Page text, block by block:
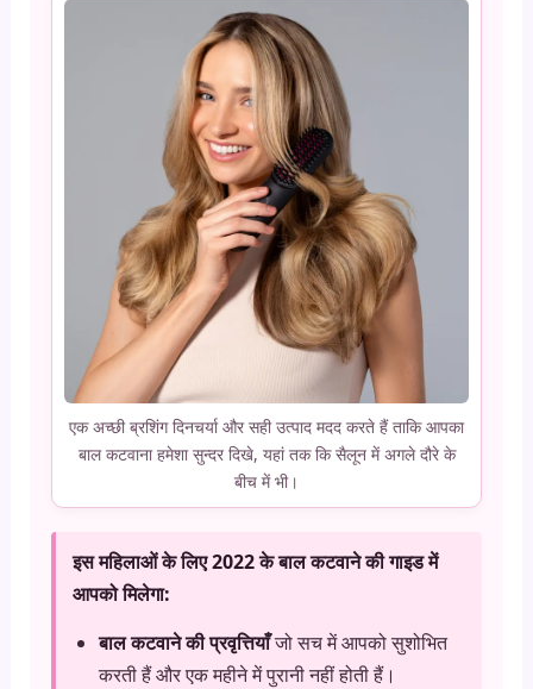
एक अच्छी ब्रशिंग दिनचर्या और सही उत्पाद मदद करते हैं ताकि आपका
बाल कटवाना हमेशा सुन्दर दिखे, यहां तक कि सैलून में अगले दौरे के
बीच में भी।
इस महिलाओं के लिए 2022 के बाल कटवाने की गाइड में
आपको मिलेगा:
बाल कटवाने की प्रवृत्तियाँजो सच में आपको सुशोभित
करती हैं और एक महीने में पुरानी नहीं होती हैं।